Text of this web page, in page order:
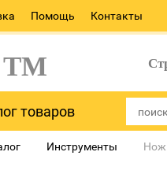
Помощь Контакты
TM
товаров
Инструменты